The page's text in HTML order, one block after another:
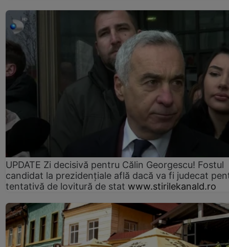
UPDATE Zi decisivă pentru Călin Georgescu! Fostul
candidat la prezidențiale află dacă va fi judecat
tentativă de lovitură de stat www.stirilekanald.ro